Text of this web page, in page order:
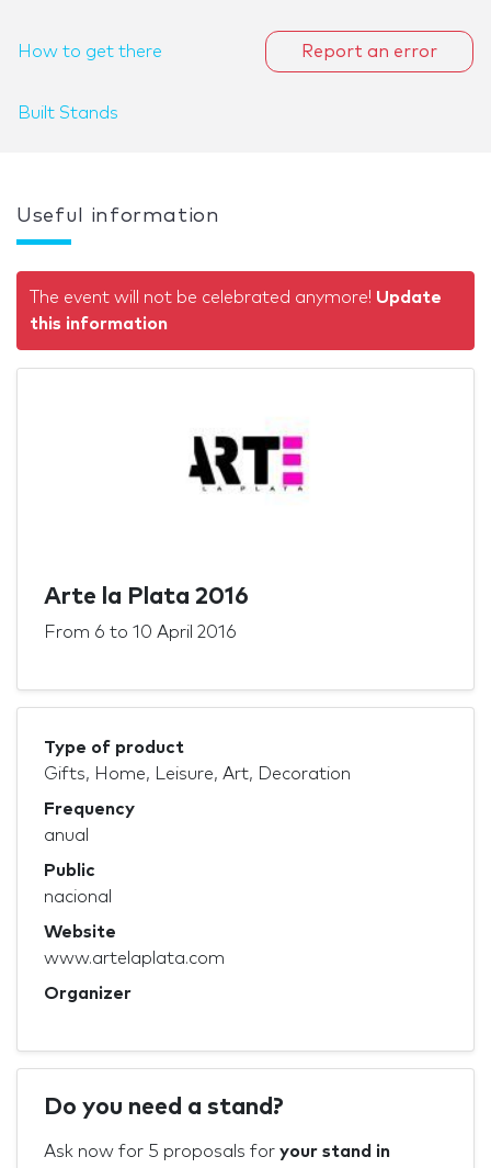
How to get there
Built Stands
Report an error
Useful information
The event will not be celebrated anymore! Update
this information
Arte la Plata 2016
From 6 to 10 April 2016
Type of product
Gifts, Home, Leisure, Art, Decoration
Frequency
anual
Public
nacional
Website
www.artelaplata.com
Organizer
Do you need a stand?
Ask now for 5 proposals for your stand in